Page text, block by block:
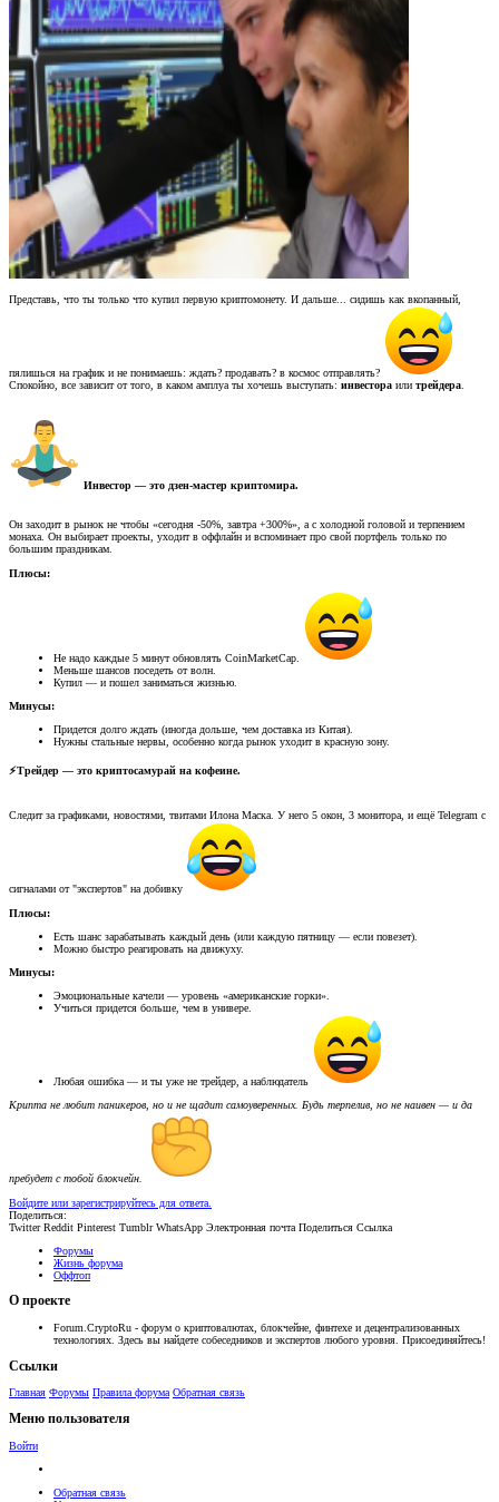
Представь, что ты только что купил первую криптомонету. И дальше... сидишь как вкопанный,
пялишься на график и не понимаешь: ждать? продавать? в космос отправлять?
Спокойно, все зависит от того, в каком амплуа ты хочешь выступать: инвестора или трейдера
Инвестор — это дзен-мастер криптомира.​
Он заходит в рынок не чтобы «сегодня -50%, завтра +300%», а с холодной головой и терпением
монаха. Он выбирает проекты, уходит в оффлайн и вспоминает про свой портфель только по
большим праздникам.
Плюсы:
Не надо каждые 5 минут обновлять CoinMarketCap.
Меньше шансов поседеть от волн.
Купил — и пошел заниматься жизнью.
Минусы:
Придется долго ждать (иногда дольше, чем доставка из Китая).
Нужны стальные нервы, особенно когда рынок уходит в красную зону.
⚡️Трейдер — это криптосамурай на кофеине.​
Следит за графиками, новостями, твитами Илона Маска. У него 5 окон, 3 монитора, и ещё Telegram с
сигналами от "экспертов" на добивку
Плюсы:
Есть шанс зарабатывать каждый день (или каждую пятницу — если повезет).
Можно быстро реагировать на движуху.
Минусы:
Эмоциональные качели — уровень «американские горки».
Учиться придется больше, чем в универе.
Любая ошибка — и ты уже не трейдер, а наблюдатель
Крипта не любит паникеров, но и не щадит самоуверенных. Будь терпелив, но не наивен — и да
пребудет с тобой блокчейн.
Войдите или зарегистрируйтесь для ответа.
Поделиться:
Twitter Reddit Pinterest Tumblr WhatsApp Электронная почта Поделиться Ссылка
Форумы
Жизнь форума
Оффтоп
О проекте
Forum.CryptoRu - форум о криптовалютах, блокчейне, финтехе и децентрализованных
технологиях. Здесь вы найдете собеседников и экспертов любого уровня. Присоединяйтесь!
Ссылки
Главная Форумы Правила форума Обратная связь
Меню пользователя
Войти
Обратная связь